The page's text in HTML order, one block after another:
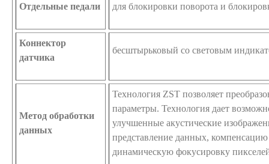
Отдельные педали для блокировки поворота и
Коннектор
датчика
бесштырьковый со световым
Метод обработки
данных
Технология ZSТ позволяет
параметры. Технология дает
улучшенные акустические
представление данных, компенсацию
динамическую фокусировку